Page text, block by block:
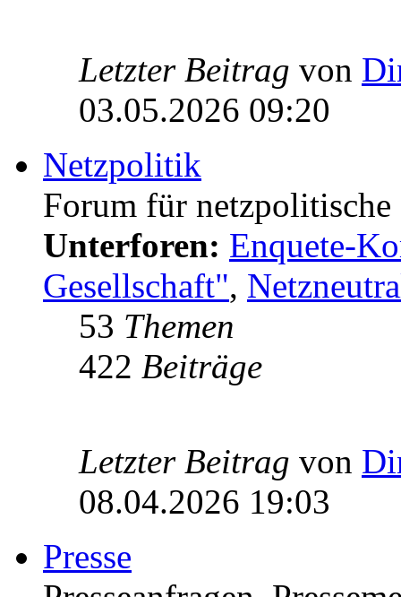
Letzter Beitrag von
03.05.2026 09:20
Netzpolitik
Forum für
Unterforen: Enquete-
Gesellschaft",
53 Themen
422 Beiträge
Letzter Beitrag von
08.04.2026 19:03
Presse